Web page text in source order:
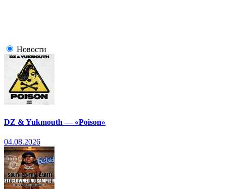
Новости
DZ & Yukmouth — «Poison»
04.08.2026